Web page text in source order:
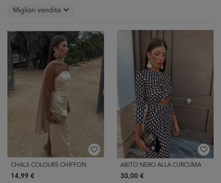
Migliori vendite
CHALS COLOURS CHIFFON
14,99 €
ABITO NERO ALLA CURCUMA
30,00 €